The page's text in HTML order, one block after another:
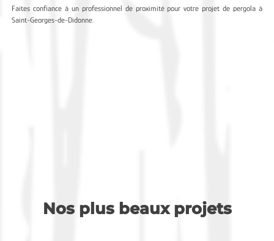
Faites confiance à un professionnel de proximité pour votre projet de pergola à
Saint-Georges-de-Didonne.
Nos plus beaux projets